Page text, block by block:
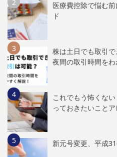
医療費控除で悩む
ド
株は土日でも取引で
夜間の取引時間をわ
これでもう怖くな
っておきたいことア
新元号変更、平成